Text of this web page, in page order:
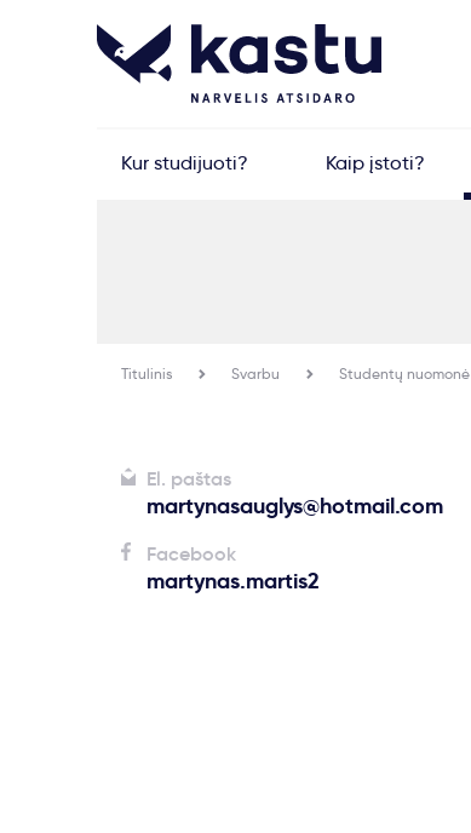
Kur studijuoti? Kaip įstoti?
Titulinis Svarbu Studentų nuomonė
El. paštas
martynasauglys@hotmail.com
Facebook
martynas.martis2